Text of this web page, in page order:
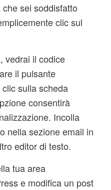
che sei soddisfatto
clic sul
vedrai il codice
il pulsante
sulla scheda
consentirà
Incolla
nella sezione email in
editor di testo.
tua area
e modifica un post